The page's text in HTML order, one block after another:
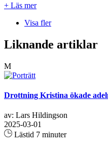
+ Läs mer
Visa fler
Liknande artiklar
M
Drottning Kristina ökade
av: Lars Hildingson
2025-03-01
Lästid 7 minuter